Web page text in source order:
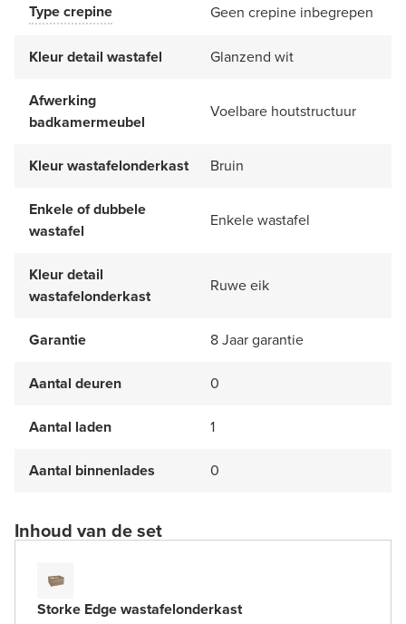
Type crepine Geen crepine inbegrepen
Kleur detail wastafel Glanzend wit
Afwerking
badkamermeubel
Voelbare houtstructuur
Kleur wastafelonderkast Bruin
Enkele of dubbele
wastafel
Enkele wastafel
Kleur detail
wastafelonderkast
Ruwe eik
Garantie 8 Jaar garantie
Aantal deuren 0
Aantal laden 1
Aantal binnenlades 0
Inhoud van de set
Storke Edge wastafelonderkast